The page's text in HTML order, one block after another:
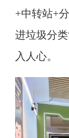
+中转站+
进垃圾分类
入人心。